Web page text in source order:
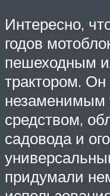
Интересно,
годов
пешеходным
трактором. Он
незаменимым
средством,
садовода и
придумали